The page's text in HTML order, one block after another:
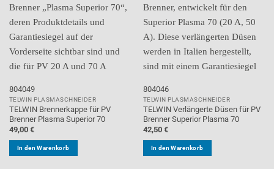
804049
TELWIN PLASMASCHNEIDER
TELWIN Brennerkappe für PV
Brenner Plasma Superior 70
49,00 €
In den Warenkorb
804046
TELWIN PLASMASCHNEIDER
TELWIN Verlängerte Düsen für PV
Brenner Superior Plasma 70
42,50 €
In den Warenkorb